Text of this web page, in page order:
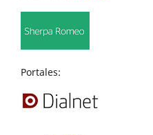
Portales: